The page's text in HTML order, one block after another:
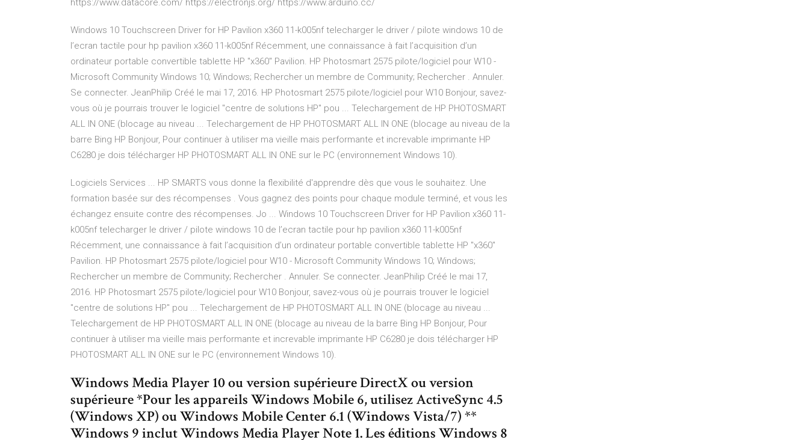
https://www.datacore.com/ https://electronjs.org/ https://www.arduino.cc/
Windows 10 Touchscreen Driver for HP Pavilion x360 11-k005nf telecharger le driver / pilote windows 10 de
l’ecran tactile pour hp pavilion x360 11-k005nf Récemment, une connaissance à fait l’acquisition d’un
ordinateur portable convertible tablette HP "x360" Pavilion. HP Photosmart 2575 pilote/logiciel pour W10 -
Microsoft Community Windows 10; Windows; Rechercher un membre de Community; Rechercher . Annuler.
Se connecter. JeanPhilip Créé le mai 17, 2016. HP Photosmart 2575 pilote/logiciel pour W10 Bonjour, savez-
vous où je pourrais trouver le logiciel "centre de solutions HP" pou ... Telechargement de HP PHOTOSMART
ALL IN ONE (blocage au niveau ... Telechargement de HP PHOTOSMART ALL IN ONE (blocage au niveau de la
barre Bing HP Bonjour, Pour continuer à utiliser ma vieille mais performante et increvable imprimante HP
C6280 je dois télécharger HP PHOTOSMART ALL IN ONE sur le PC (environnement Windows 10).
Logiciels Services ... HP SMARTS vous donne la flexibilité d'apprendre dès que vous le souhaitez. Une
formation basée sur des récompenses . Vous gagnez des points pour chaque module terminé, et vous les
échangez ensuite contre des récompenses. Jo ... Windows 10 Touchscreen Driver for HP Pavilion x360 11-
k005nf telecharger le driver / pilote windows 10 de l’ecran tactile pour hp pavilion x360 11-k005nf
Récemment, une connaissance à fait l’acquisition d’un ordinateur portable convertible tablette HP "x360"
Pavilion. HP Photosmart 2575 pilote/logiciel pour W10 - Microsoft Community Windows 10; Windows;
Rechercher un membre de Community; Rechercher . Annuler. Se connecter. JeanPhilip Créé le mai 17,
2016. HP Photosmart 2575 pilote/logiciel pour W10 Bonjour, savez-vous où je pourrais trouver le logiciel
"centre de solutions HP" pou ... Telechargement de HP PHOTOSMART ALL IN ONE (blocage au niveau ...
Telechargement de HP PHOTOSMART ALL IN ONE (blocage au niveau de la barre Bing HP Bonjour, Pour
continuer à utiliser ma vieille mais performante et increvable imprimante HP C6280 je dois télécharger HP
PHOTOSMART ALL IN ONE sur le PC (environnement Windows 10).
Windows Media Player 10 ou version supérieure DirectX ou version
supérieure *Pour les appareils Windows Mobile 6, utilisez ActiveSync 4.5
(Windows XP) ou Windows Mobile Center 6.1 (Windows Vista/7) **
Windows 9 inclut Windows Media Player Note 1. Les éditions Windows 8